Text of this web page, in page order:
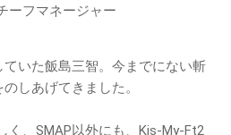
ーフマネージャー
いた飯島三智。今までにない斬
しあげてきました。
く、SMAP以外にも、Kis-My-Ft2